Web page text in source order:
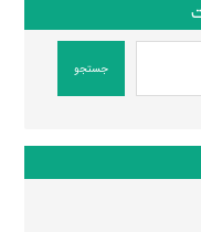
جستجو